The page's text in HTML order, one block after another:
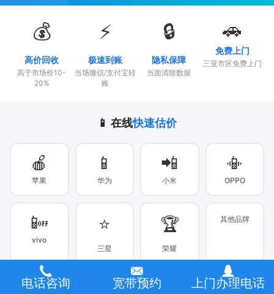
💰
高价回收
高于市场价10-
20%
⚡
极速到账
当场微信/支付宝转
账
🔒
隐私保障
当面清除数据
🚗
免费上门
三亚市区免费上门
📱 在线快速估价
🍎
苹果
📱
华为
📲
小米
📳
OPPO
📴
vivo
⭐
三星
🏆
荣耀
其他品牌
电话咨询 宽带预约 上门办理电话